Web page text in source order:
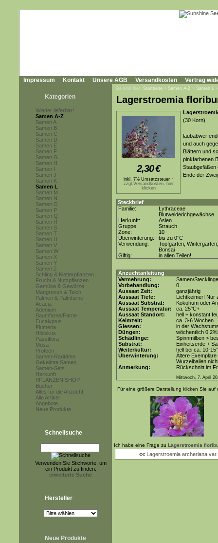
Impressum Kontakt Unsere AGB Versandkosten Vertrag
Kategorien
Wieder lieferbar!
Samen A-Z
Samen A
Samen B
Samen C
Samen D
Samen E
Samen F
Samen G
Samen H
Samen I
Samen J
Samen K
Samen L
Samen M
Samen N
Samen O
Samen P
Samen Q
Samen R
Samen S
Samen T
Samen U
Samen V
Samen W
Samen X
Samen Y
Samen Z
Schling & Kletterpflanzen
Frucht & Nutzpflanzen
Gemüse & Gewürze
Mangroven & Teich
Palmen & Palmfarne
Acacia
Adenium
Baumfarne/Farne
Eucalyptus
Plumeria
Hibiskus
Passiflora
Musa
Proteen
Samen-Raritäten
Gekeimte Samen
Samen-Sets
Herkunft
PFLANZEN SHOP
Bücher
Alles für die Anzucht
Alle Artikel
Angebote
Neue Produkte
Schnellsuche
Verwenden Sie Stichworte, um
ein Produkt zu finden.
erweiterte Suche
Hersteller
Neue Produkte
Sie sind hier: Startseite » Samen A-Z » Samen L
Lagerstroemia
2,30€
inkl. 7% Umsatzsteuer *
zzgl.Versandkosten, hier
klicken
(30 Korn)
und auch
Blättern und
pinkfarbenen
Staubgefäßen
Ende der
Steckbrief
Familie:
Lythraceae
Blutweiderichgewächse
Herkunft:
Asien
Gruppe:
Strauch
Zone:
10
Überwinterung:
bis zu 0°C
Verwendung:
Topfgarten, Wintergarten,
Bonsai
Giftig:
in allen Teilen!
Anzuchtanleitung
Vermehrung:
Samen/Stecklinge
Vorbehandlung:
0
Aussaat Zeit:
ganzjährig
Aussaat Tiefe:
Lichtkeimer! Nur
Aussaat Substrat:
Kokohum oder
Aussaat Temperatur:
ca. 25°C+
Aussaat Standort:
hell + konstant
Keimzeit:
ca. 3-6 Wochen
Giessen:
in der
Düngen:
wöchentlich
Schädlinge:
Spinnmilben >
Substrat:
Einheitserde +
Weiterkultur:
hell bei ca. 10-
Überwinterung:
Ältere
Wurzelballen
Anmerkung:
Rückschnitt im
Mittwoch, 7. April
Für eine größere Darstellung klicken Sie auf
Ich habe eine Frage zu Lagerstroemia
«« Lagerstroemia archeriana